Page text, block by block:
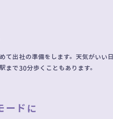
て出社の準備をします。天気がいい日
まで30分歩くこともあります。
ードに